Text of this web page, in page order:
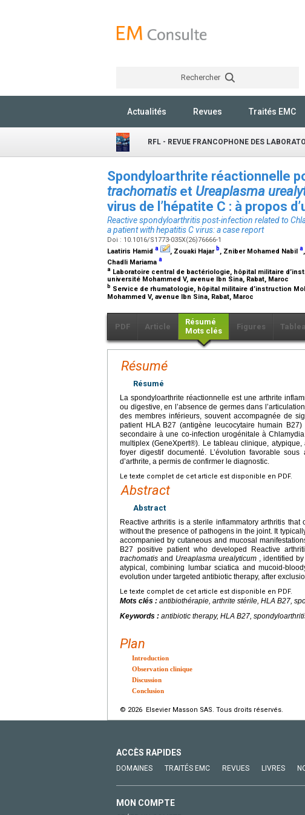
Rechercher
Actualités Revues Traités EMC
RFL - REVUE FRANCOPHONE DES
Spondyloarthrite réactionnelle
trachomatis et Ureaplasma
virus de l’hépatite C : à propos
Reactive spondyloarthritis post-infection related to
a patient with hepatitis C virus: a case report
Doi : 10.1016/S1773-035X(26)76666-1
Laatiris Hamid a , Zouaki Hajar b, Zniber Mohamed Nabil a
Chadli Mariama a
a Laboratoire central de bactériologie, hôpital militaire
université Mohammed V, avenue Ibn Sina, Rabat, Maroc
b Service de rhumatologie, hôpital militaire d’instruction
Mohammed V, avenue Ibn Sina, Rabat, Maroc
PDF Article
Résumé
Mots clés
Figures
Résumé
Résumé
La spondyloarthrite réactionnelle est une arthrite
ou digestive, en l’absence de germes dans
des membres inférieurs, souvent accompagnée de
patient HLA B27 (antigène leucocytaire humain
secondaire à une co-infection urogénitale à
multiplex (GeneXpert®). Le tableau clinique,
foyer digestif documenté. L’évolution favorable
d’arthrite, a permis de confirmer le diagnostic.
Le texte complet de cet article est disponible en PDF.
Abstract
Abstract
Reactive arthritis is a sterile inflammatory arthritis
without the presence of pathogens in the joint. It
accompanied by cutaneous and mucosal
B27 positive patient who developed Reactive
trachomatis and Ureaplasma urealyticum , identified
atypical, combining lumbar sciatica and mucoid-
evolution under targeted antibiotic therapy, after
Le texte complet de cet article est disponible en PDF.
Mots clés : antibiothérapie, arthrite stérile, HLA B27,
Keywords : antibiotic therapy, HLA B27,
Plan
Introduction
Observation clinique
Discussion
Conclusion
© 2026 Elsevier Masson SAS. Tous droits réservés.
ACCÈS RAPIDES
DOMAINES TRAITÉS EMC REVUES LIVRES
MON COMPTE